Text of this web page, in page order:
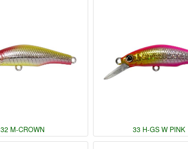
32 M-CROWN 33 H-GS W PINK